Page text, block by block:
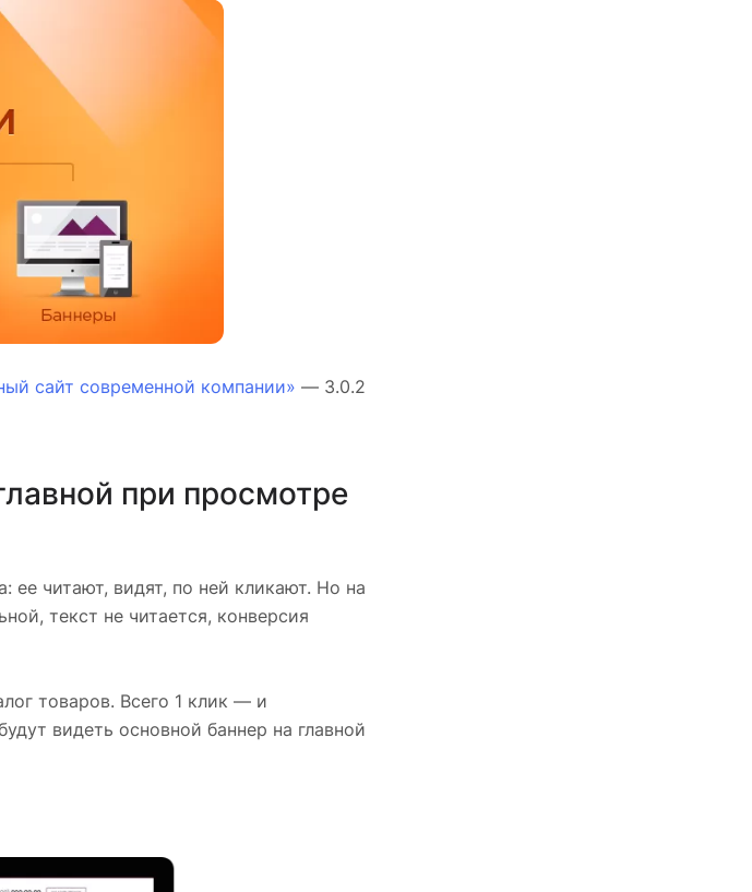
сайт современной компании» — 3.0.2
при просмотре
ее читают, видят, по ней кликают. Но на
текст не читается, конверсия
товаров. Всего 1 клик — и
видеть основной баннер на главной